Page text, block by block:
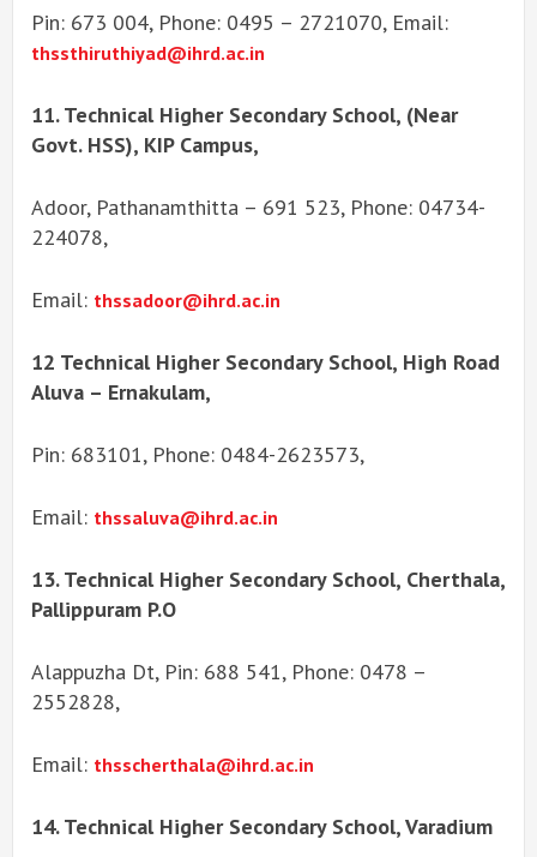
Pin: 673 004, Phone: 0495 – 2721070, Email:
thssthiruthiyad@ihrd.ac.in
11. Technical Higher Secondary School, (Near
Govt. HSS), KIP Campus,
Adoor, Pathanamthitta – 691 523, Phone: 04734-
224078,
Email: thssadoor@ihrd.ac.in
12 Technical Higher Secondary School, High Road
Aluva – Ernakulam,
Pin: 683101, Phone: 0484-2623573,
Email: thssaluva@ihrd.ac.in
13. Technical Higher Secondary School, Cherthala,
Pallippuram P.O
Alappuzha Dt, Pin: 688 541, Phone: 0478 –
2552828,
Email: thsscherthala@ihrd.ac.in
14. Technical Higher Secondary School, Varadium